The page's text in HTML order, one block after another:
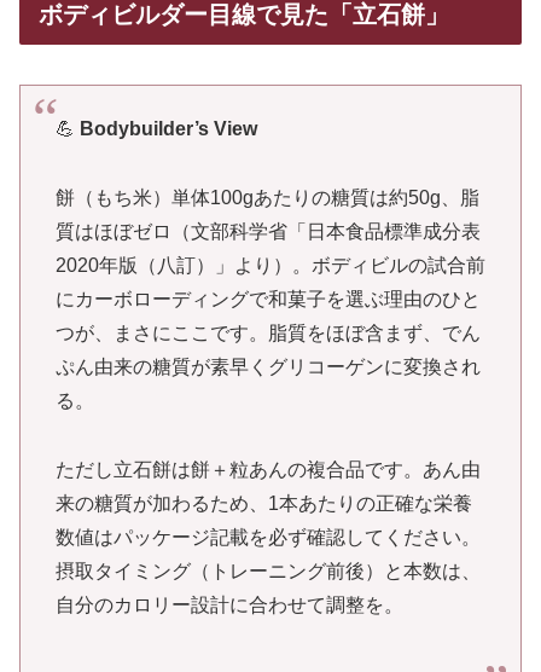
ボディビルダー目線で見た「立石餅」
💪 Bodybuilder’s View
餅（もち米）単体100gあたりの糖質は約50g、脂
質はほぼゼロ（文部科学省「日本食品標準成分表
2020年版（八訂）」より）。ボディビルの試合前
にカーボローディングで和菓子を選ぶ理由のひと
つが、まさにここです。脂質をほぼ含まず、でん
ぷん由来の糖質が素早くグリコーゲンに変換され
る。
ただし立石餅は餅＋粒あんの複合品です。あん由
来の糖質が加わるため、1本あたりの正確な栄養
数値はパッケージ記載を必ず確認してください。
摂取タイミング（トレーニング前後）と本数は、
自分のカロリー設計に合わせて調整を。